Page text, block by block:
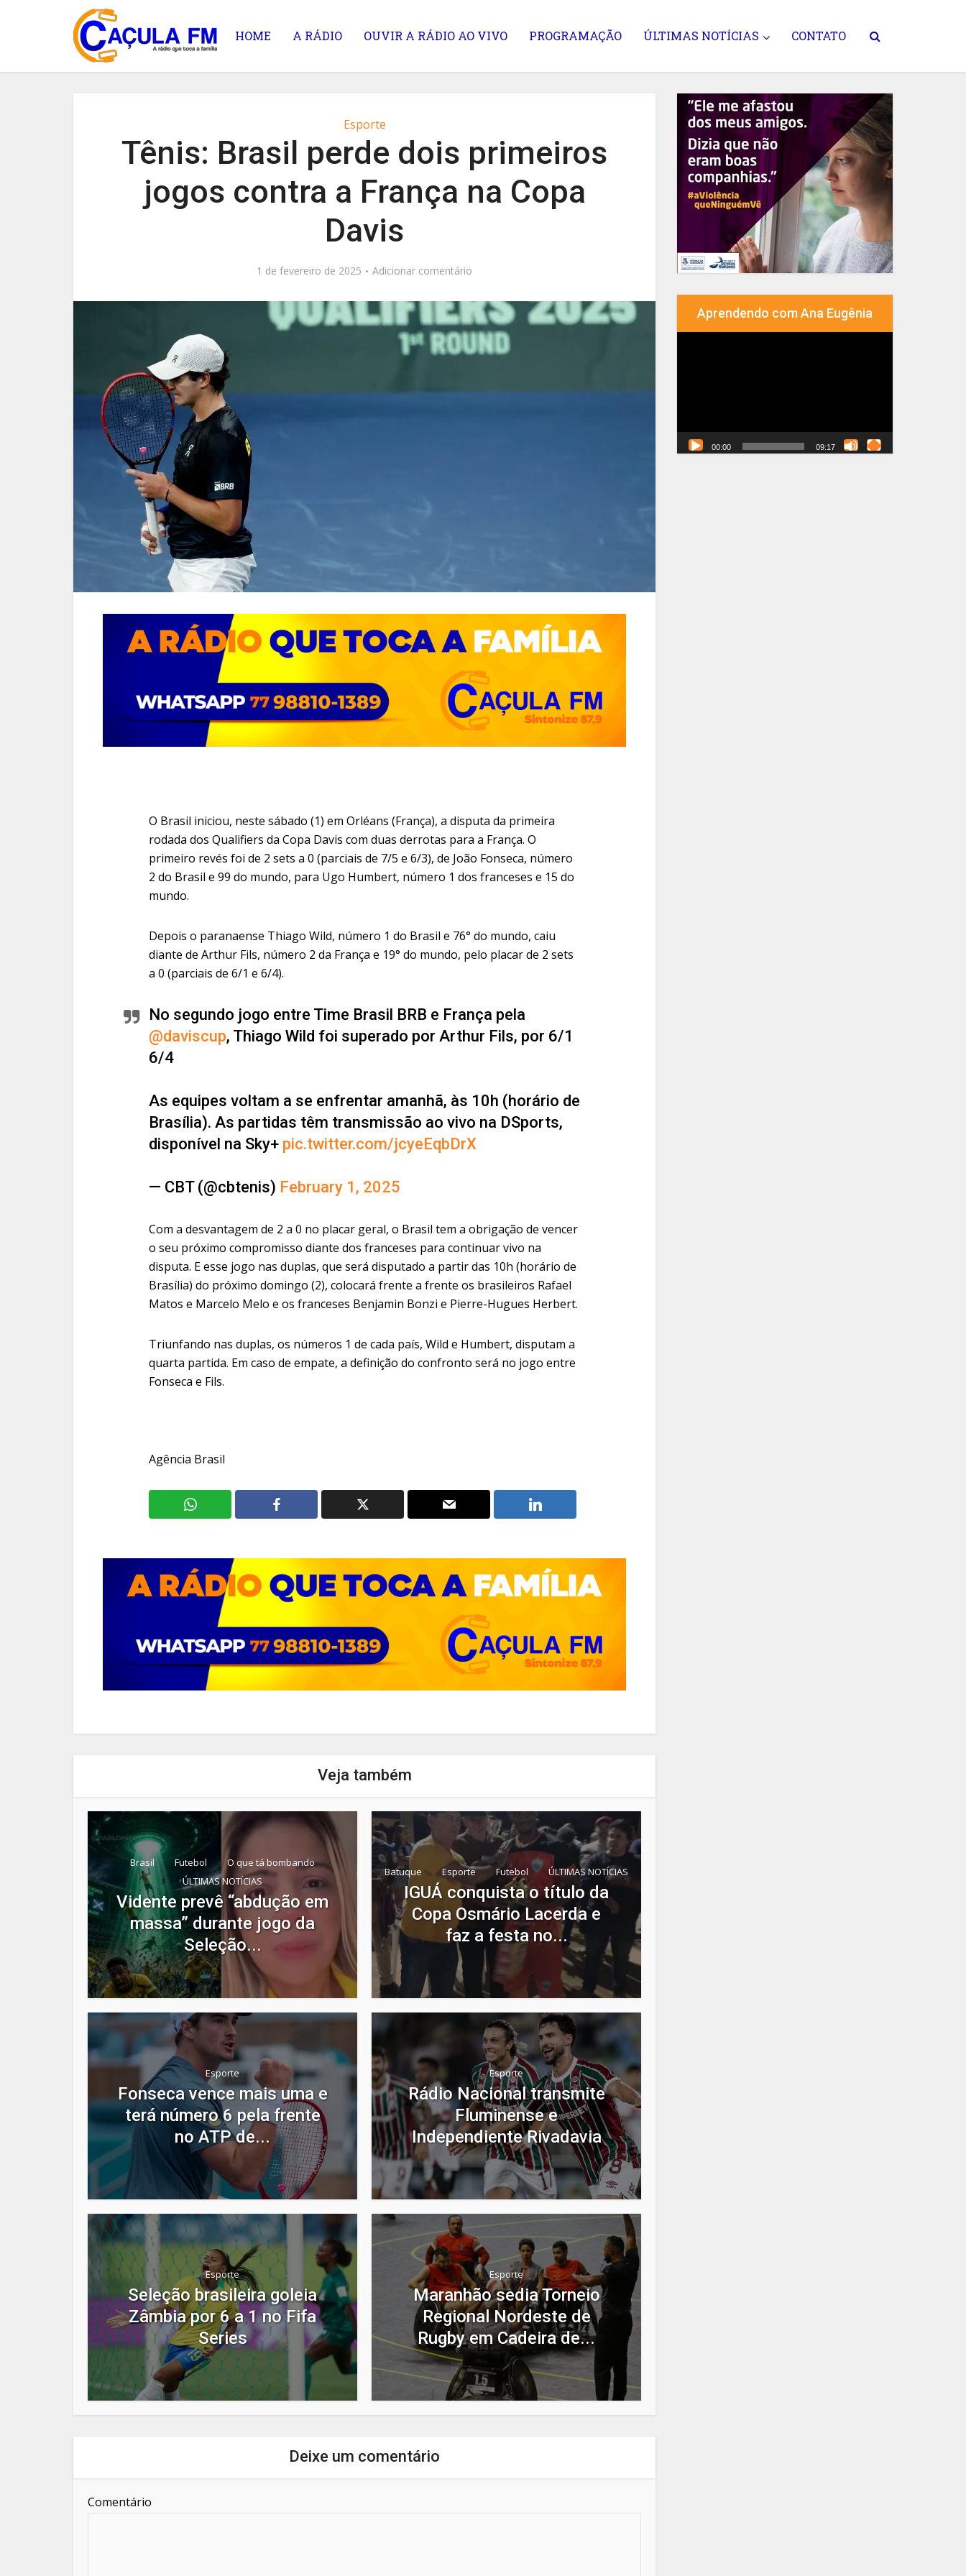
HOME A RÁDIO OUVIR A RÁDIO AO VIVO PROGRAMAÇÃO ÚLTIMAS NOTÍCIAS CONTATO
Esporte
Tênis: Brasil perde dois primeiros
jogos contra a França na Copa
Davis
1 de fevereiro de 2025 Adicionar comentário
O Brasil iniciou, neste sábado (1) em Orléans (França), a disputa da primeira
rodada dos Qualifiers da Copa Davis com duas derrotas para a França. O
primeiro revés foi de 2 sets a 0 (parciais de 7/5 e 6/3), de João Fonseca, número
2 do Brasil e 99 do mundo, para Ugo Humbert, número 1 dos franceses e 15 do
mundo.
Depois o paranaense Thiago Wild, número 1 do Brasil e 76° do mundo, caiu
diante de Arthur Fils, número 2 da França e 19° do mundo, pelo placar de 2 sets
a 0 (parciais de 6/1 e 6/4).
No segundo jogo entre Time Brasil BRB e França pela
@daviscup, Thiago Wild foi superado por Arthur Fils, por 6/1
6/4
As equipes voltam a se enfrentar amanhã, às 10h (horário de
Brasília). As partidas têm transmissão ao vivo na DSports,
disponível na Sky+ pic.twitter.com/jcyeEqbDrX
— CBT (@cbtenis) February 1, 2025
Com a desvantagem de 2 a 0 no placar geral, o Brasil tem a obrigação de vencer
o seu próximo compromisso diante dos franceses para continuar vivo na
disputa. E esse jogo nas duplas, que será disputado a partir das 10h (horário de
Brasília) do próximo domingo (2), colocará frente a frente os brasileiros Rafael
Matos e Marcelo Melo e os franceses Benjamin Bonzi e Pierre-Hugues Herbert.
Triunfando nas duplas, os números 1 de cada país, Wild e Humbert, disputam a
quarta partida. Em caso de empate, a definição do confronto será no jogo entre
Fonseca e Fils.
Agência Brasil
Veja também
Brasil Futebol
O que tá bombando
ÚLTIMAS NOTÍCIAS
Vidente prevê “abdução em
massa” durante jogo da
Seleção...
Batuque Esporte Futebol ÚLTIMAS NOTÍCIAS
IGUÁ conquista o título da
Copa Osmário Lacerda e
faz a festa no...
Esporte
Fonseca vence mais uma e
terá número 6 pela frente
no ATP de...
Esporte
Rádio Nacional transmite
Fluminense e
Independiente Rivadavia
Esporte
Seleção brasileira goleia
Zâmbia por 6 a 1 no Fifa
Series
Esporte
Maranhão sedia Torneio
Regional Nordeste de
Rugby em Cadeira de...
Deixe um comentário
Comentário
Aprendendo com Ana Eugênia
00:00 09:17